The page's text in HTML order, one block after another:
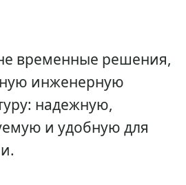
временные решения,
инженерную
надежную,
и удобную для